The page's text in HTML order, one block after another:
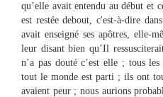
qu’elle avait entendu au début et
est restée debout, c'est-à-dire
avait enseigné ses apôtres, elle-
leur disant bien qu’Il
n’a pas douté c’est elle ; tous
tout le monde est parti ; ils ont
avaient peur ; nous aurions